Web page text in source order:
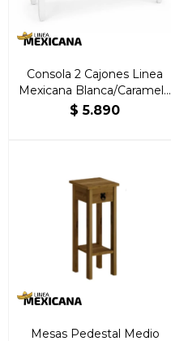
Consola 2 Cajones Linea
Mexicana Blanca/Caramelo
| Brillante Hogar
$ 5.890
Mesas Pedestal Medio